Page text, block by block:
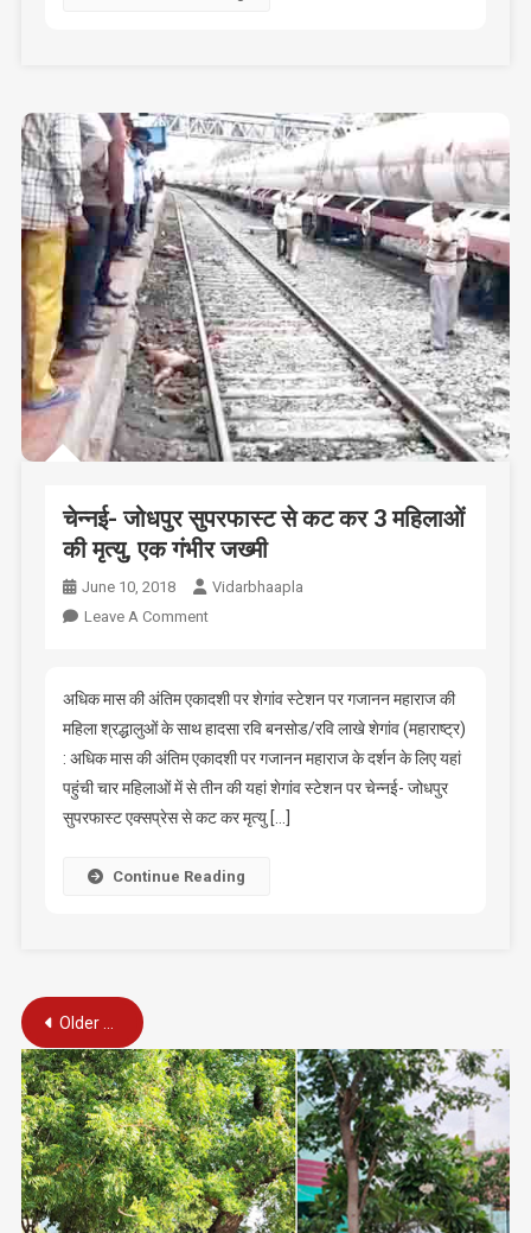
चेन्नई- जोधपुर सुपरफास्ट से कट कर 3 महिलाओं
की मृत्यु, एक गंभीर जख्मी
June 10, 2018
Vidarbhaapla
Leave A CommentOn
सुपरफास्ट
से
कट
कर
अधिक मास की अंतिम एकादशी पर शेगांव स्टेशन पर गजानन महाराज की
महिला श्रद्धालुओं के साथ हादसा रवि बनसोड/रवि लाखे शेगांव (महाराष्ट्र)
: अधिक मास की अंतिम एकादशी पर गजानन महाराज के दर्शन के लिए यहां
पहुंची चार महिलाओं में से तीन की यहां शेगांव स्टेशन पर चेन्नई- जोधपुर
सुपरफास्ट एक्सप्रेस से कट कर मृत्यु […]
Continue Reading
Posts
navigation
Older posts